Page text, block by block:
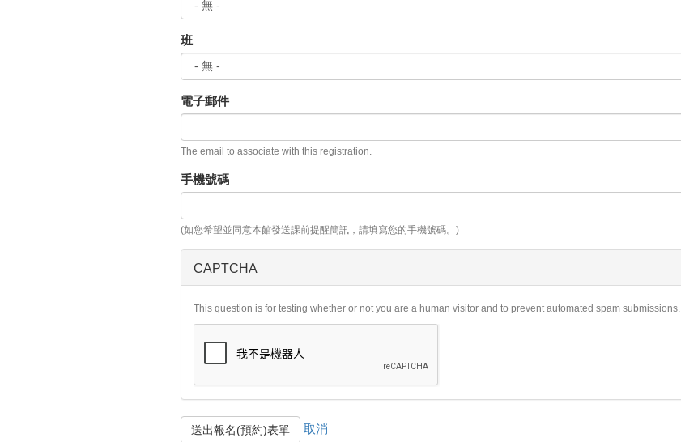
班
電子郵件
The email to associate with this registration.
手機號碼
(如您希望並同意本館發送課前提醒簡訊，請填寫您的手機號碼。)
CAPTCHA
This question is for testing whether or not you are a human visitor and to prevent automated spam submissions.
送出報名(預約)表單 取消